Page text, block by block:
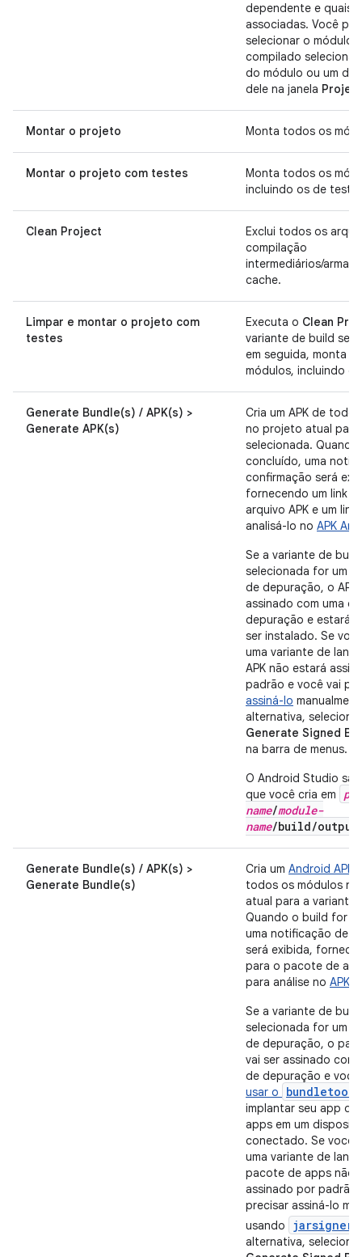
dependente e
associadas. Você
selecionar o módulo
compilado
do módulo ou um
dele na janela Project
Montar o projeto Monta todos os
Montar o projeto com testes
Monta todos os
incluindo os de teste.
Clean Project
Exclui todos os
compilação
intermediários/
cache.
Limpar e montar o projeto com
testes
Executa o Clean
variante de build
em seguida, monta
módulos, incluindo
Generate Bundle(s) / APK(s) >
Generate APK(s)
Cria um APK de
no projeto atual para
selecionada.
concluído, uma
confirmação será
fornecendo um link
arquivo APK e um link
analisá-lo no APK
Se a variante de build
selecionada for um
de depuração, o APK
assinado com uma
depuração e estará
ser instalado. Se
uma variante de
APK não estará
padrão e você vai
assiná-lo
alternativa, selecione
Generate Signed
na barra de menus.
O Android Studio
que você cria em
name/module-
name/build/
Generate Bundle(s) / APK(s) >
Generate Bundle(s)
Cria um Android APP
todos os módulos
atual para a variante
Quando o build for
uma notificação de
será exibida,
para o pacote de
para análise no APK
Se a variante de build
selecionada for um
de depuração, o
vai ser assinado com
de depuração e
usar o
bundletool
implantar seu app
apps em um
conectado. Se você
uma variante de
pacote de apps não
assinado por
precisar assiná-lo
usando
jarsigner
alternativa, selecione